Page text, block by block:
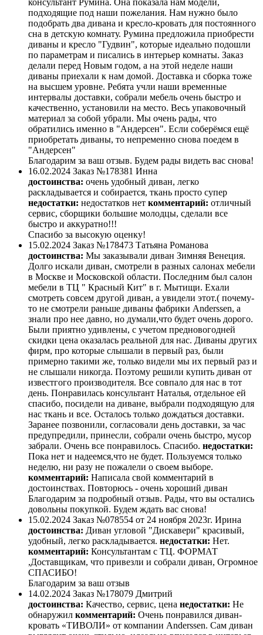
консультант Румина. Она показала нам модели,
подходящие под наши пожелания. Нам нужно было
подобрать два дивана и кресло-кровать для постоянного
сна в детскую комнату. Румина предложила приобрести
диваны и кресло "Гудвин", которые идеально подошли
по параметрам и писались в интерьер комнаты. Заказ
делали перед Новым годом, а на этой неделе наши
диваны приехали к нам домой. Доставка и сборка тоже
на высшем уровне. Ребята учли наши временные
интервалы доставки, собрали мебель очень быстро и
качественно, установили на место. Весь упаковочный
материал за собой убрали. Мы очень рады, что
обратились именно в "Андерсен". Если соберёмся ещё
приобретать диваны, то непременно снова поедем в
"Андерсен"
Благодарим за ваш отзыв. Будем рады видеть вас снова!
16.02.2024 Заказ №178381 Инна
достоинства: очень удобный диван, легко
раскладывается и собирается, ткань просто супер
недостатки: недостатков нет комментарий: отличный
сервис, сборщики большие молодцы, сделали все
быстро и аккуратно!!!
Спасибо за высокую оценку!
15.02.2024 Заказ №178473 Татьяна Романова
достоинства: Мы заказывали диван Зимняя Венеция.
Долго искали диван, смотрели в разных салонах мебели
в Москве и Московской области. Последним был салон
мебели в ТЦ " Красный Кит" в г. Мытищи. Ехали
смотреть совсем другой диван, а увидели этот.( почему-
то не смотрели раньше диваны фабрики Anderssen, а
знали про нее давно, но думали,что будет очень дорого.
Были приятно удивлены, с учетом предновогодней
скидки цена оказалась реальной для нас. Диваны других
фирм, про которые слышали в первый раз, были
примерно такими же, только видели мы их первый раз и
не слышали никогда. Поэтому решили купить диван от
известгого производителя. Все совпало для нас в тот
день. Понравилась консультант Наталья, отдельное ей
спасибо, посидели на диване, выбрали подходящую для
нас ткань и все. Осталось только дождаться доставки.
Заранее позвонили, согласовали день доставки, за час
предупредили, принесли, собрали очень быстро, мусор
забрали. Очень все понравилось. Спасибо. недостатки:
Пока нет и надеемся,что не будет. Пользуемся только
неделю, ни разу не пожалели о своем выборе.
комментарий: Написала свой комментарий в
достоинствах. Повторюсь - очень хороший диван
Благодарим за подробный отзыв. Рады, что вы остались
довольны покупкой. Будем ждать вас снова!
15.02.2024 Заказ №078554 от 24 ноября 2023г. Ирина
достоинства: Диван угловой "Дискавери" красивый,
удобный, легко раскладывается. недостатки: Нет.
комментарий: Консультантам с ТЦ. ФОРМАТ
,Доставщикам, что привезли и собрали диван, Огромное
СПАСИБО!
Благодарим за ваш отзыв
14.02.2024 Заказ №178079 Дмитрий
достоинства: Качество, сервис, цена недостатки: Не
обнаружил комментарий: Очень понравился диван-
кровать «ТИВОЛИ» от компании Anderssen. Сам диван